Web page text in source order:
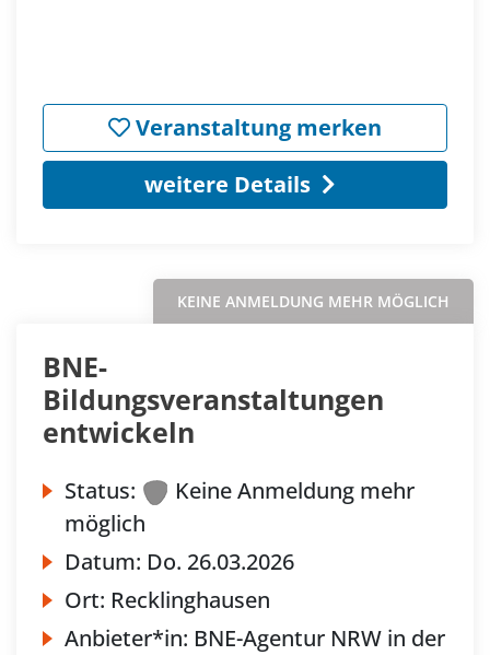
Veranstaltung merken
weitere Details
KEINE ANMELDUNG MEHR MÖGLICH
BNE-
Bildungsveranstaltungen
entwickeln
Status:
Keine Anmeldung mehr
möglich
Datum: Do. 26.03.2026
Ort: Recklinghausen
Anbieter*in: BNE-Agentur NRW in der